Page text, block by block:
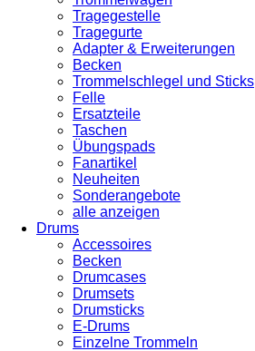
Tragegestelle
Tragegurte
Adapter & Erweiterungen
Becken
Trommelschlegel und Sticks
Felle
Ersatzteile
Taschen
Übungspads
Fanartikel
Neuheiten
Sonderangebote
alle anzeigen
Drums
Accessoires
Becken
Drumcases
Drumsets
Drumsticks
E-Drums
Einzelne Trommeln